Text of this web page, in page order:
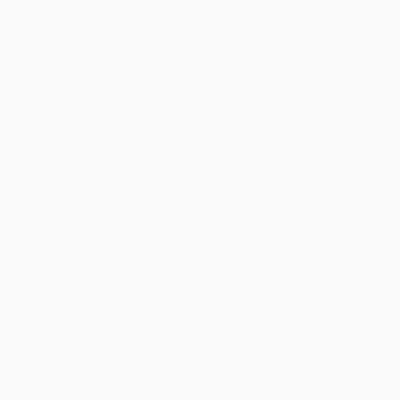
Stream
Collection EB01 (JP)
Dunkelnacht Top Trainer Box
Mega-Entwicklung Dunkelnacht Booster